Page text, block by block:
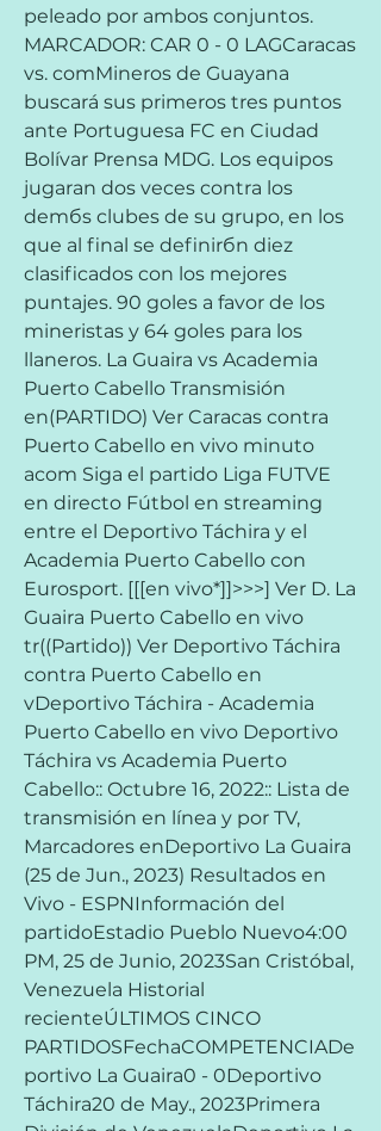
peleado por ambos conjuntos.
MARCADOR: CAR 0 - 0 LAGCaracas
vs. comMineros de Guayana
buscará sus primeros tres puntos
ante Portuguesa FC en Ciudad
Bolívar Prensa MDG. Los equipos
jugaran dos veces contra los
demбs clubes de su grupo, en los
que al final se definirбn diez
clasificados con los mejores
puntajes. 90 goles a favor de los
mineristas y 64 goles para los
llaneros. La Guaira vs Academia
Puerto Cabello Transmisión
en(PARTIDO) Ver Caracas contra
Puerto Cabello en vivo minuto
acom Siga el partido Liga FUTVE
en directo Fútbol en streaming
entre el Deportivo Táchira y el
Academia Puerto Cabello con
Eurosport. [[[en vivo*]]>>>] Ver D. La
Guaira Puerto Cabello en vivo
tr((Partido)) Ver Deportivo Táchira
contra Puerto Cabello en
vDeportivo Táchira - Academia
Puerto Cabello en vivo Deportivo
Táchira vs Academia Puerto
Cabello:: Octubre 16, 2022:: Lista de
transmisión en línea y por TV,
Marcadores enDeportivo La Guaira
(25 de Jun., 2023) Resultados en
Vivo - ESPNInformación del
partidoEstadio Pueblo Nuevo4:00
PM, 25 de Junio, 2023San Cristóbal,
Venezuela Historial
recienteÚLTIMOS CINCO
PARTIDOSFechaCOMPETENCIADe
portivo La Guaira0 - 0Deportivo
Táchira20 de May., 2023Primera